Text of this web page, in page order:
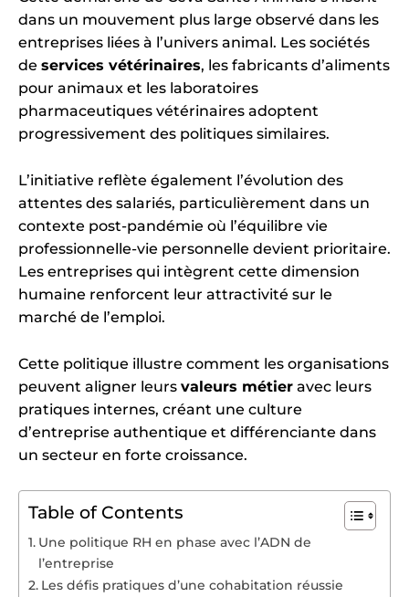
dans un mouvement plus large observé dans les
entreprises liées à l’univers animal. Les sociétés
de services vétérinaires, les fabricants d’aliments
pour animaux et les laboratoires
pharmaceutiques vétérinaires adoptent
progressivement des politiques similaires.
L’initiative reflète également l’évolution des
attentes des salariés, particulièrement dans un
contexte post-pandémie où l’équilibre vie
professionnelle-vie personnelle devient prioritaire.
Les entreprises qui intègrent cette dimension
humaine renforcent leur attractivité sur le
marché de l’emploi.
Cette politique illustre comment les organisations
peuvent aligner leurs valeurs métier avec leurs
pratiques internes, créant une culture
d’entreprise authentique et différenciante dans
un secteur en forte croissance.
Table of Contents
Une politique RH en phase avec l’ADN de
l’entreprise
Les défis pratiques d’une cohabitation réussie